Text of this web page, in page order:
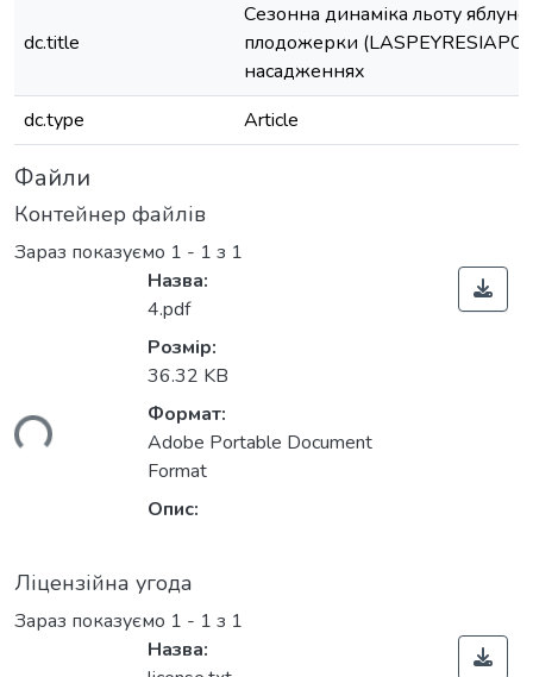
dc.title
Сезонна динаміка льоту
плодожерки
насадженнях
dc.type
Article
Файли
Контейнер файлів
Зараз показуємо 1 - 1 з 1
Назва:
4.pdf
Розмір:
36.32 KB
Формат:
Adobe Portable Document
Format
Опис:
Ліцензійна угода
Зараз показуємо 1 - 1 з 1
Назва: